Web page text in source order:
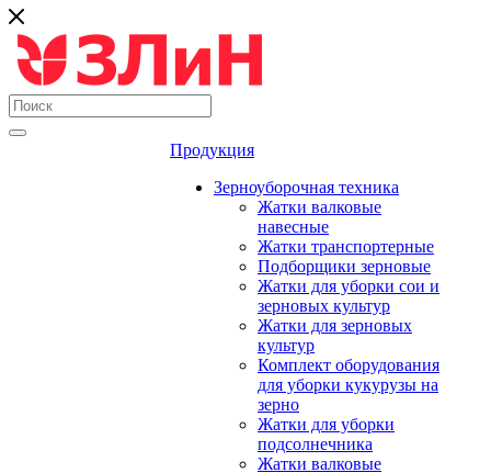
Продукция
Зерноуборочная техника
Жатки валковые
навесные
Жатки транспортерные
Подборщики зерновые
Жатки для уборки сои и
зерновых культур
Жатки для зерновых
культур
Комплект оборудования
для уборки кукурузы на
зерно
Жатки для уборки
подсолнечника
Жатки валковые